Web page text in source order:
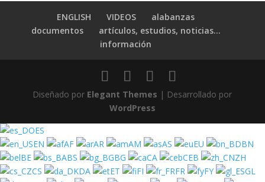
ENGLISH VIDEOS
alabanzas
documentos
artículos, estudios, noticias…
información
Diseñado por Elegant Themes | Desarrollado por
WordPress
ES
EN
AF AR AM AS EU
BN
BE
BS BG CA CEB
ZH
CS
DA ET FI FR FY
GL